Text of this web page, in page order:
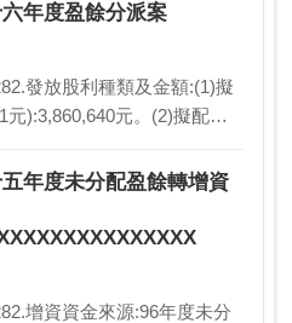
年度盈餘分派案
發放股利種類及金額:(1)擬
):3,860,640元。(2)擬配發
年度未分配盈餘轉增資
增資資金來源:96年度未分